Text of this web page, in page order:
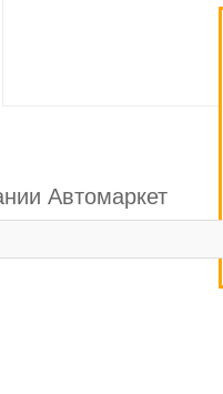
Автомаркет